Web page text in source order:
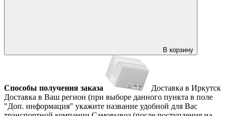
В корзину
Способы получения заказа
Доставка в Иркутск
Доставка в Ваш регион (при выборе данного пункта в поле
"Доп. информация" укажите название удобной для Вас